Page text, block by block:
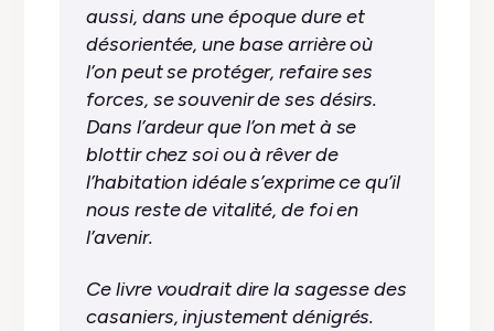
aussi, dans une époque dure et
désorientée, une base arrière où
l’on peut se protéger, refaire ses
forces, se souvenir de ses désirs.
Dans l’ardeur que l’on met à se
blottir chez soi ou à rêver de
l’habitation idéale s’exprime ce qu’il
nous reste de vitalité, de foi en
l’avenir.
Ce livre voudrait dire la sagesse des
casaniers, injustement dénigrés.